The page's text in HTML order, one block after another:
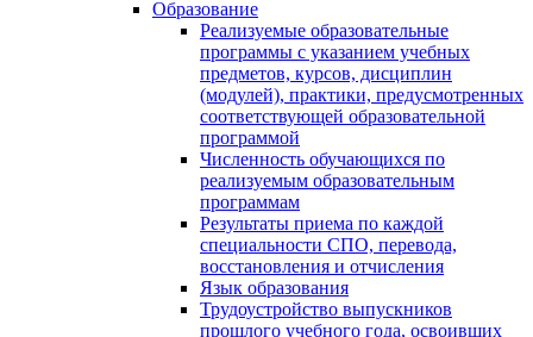
Образование
Реализуемые образовательные
программы с указанием учебных
предметов, курсов, дисциплин
(модулей), практики, предусмотренных
соответствующей образовательной
программой
Численность обучающихся по
реализуемым образовательным
программам
Результаты приема по каждой
специальности СПО, перевода,
восстановления и отчисления
Язык образования
Трудоустройство выпускников
прошлого учебного года, освоивших